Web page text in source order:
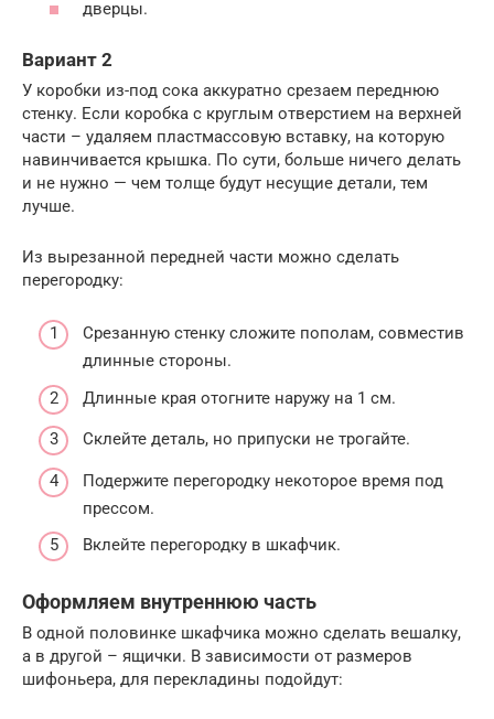
дверцы.
Вариант 2
У коробки из-под сока аккуратно срезаем переднюю
стенку. Если коробка с круглым отверстием на верхней
части – удаляем пластмассовую вставку, на которую
навинчивается крышка. По сути, больше ничего делать
и не нужно — чем толще будут несущие детали, тем
лучше.
Из вырезанной передней части можно сделать
перегородку:
Срезанную стенку сложите пополам, совместив
длинные стороны.
Длинные края отогните наружу на 1 см.
Склейте деталь, но припуски не трогайте.
Подержите перегородку некоторое время под
прессом.
Вклейте перегородку в шкафчик.
Оформляем внутреннюю часть
В одной половинке шкафчика можно сделать вешалку,
а в другой – ящички. В зависимости от размеров
шифоньера, для перекладины подойдут: